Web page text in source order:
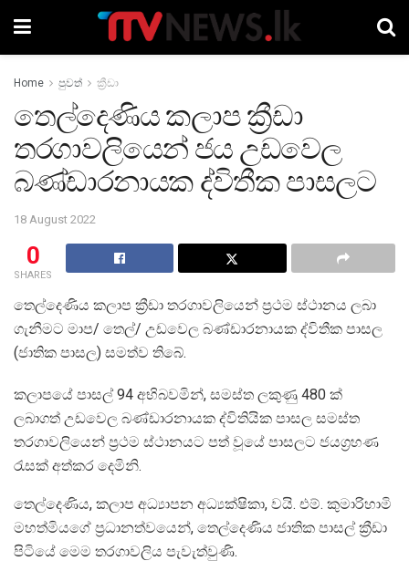
Home පුවත් ක්‍රීඩා
තෙල්දෙණිය කලාප ක්‍රීඩා
තරගාවලියෙන් ජය උඩවෙල
බණ්ඩාරනායක ද්විතීක පාසලට
18 August 2022
0
SHARES
තෙල්දෙණිය කලාප ක්‍රීඩා තරගාවලියෙන් ප්‍රථම ස්ථානය ලබා
ගැනීමට මාප/ තෙල්/ උඩවෙල බණ්ඩාරනායක ද්විතීක පාසල
(ජාතික පාසල) සමත්ව තිබේ.
කලාපයේ පාසල් 94 අභිබවමින්, සමස්ත ලකුණු 480 ක්
ලබාගත් උඩවෙල බණ්ඩාරනායක ද්විතියික පාසල සමස්ත
තරගාවලියෙන් ප්‍රථම ස්ථානයට පත් වූයේ පාසලට ජයග්‍රහණ
රැසක් අත්කර දෙමිනි.
තෙල්දෙණිය, කලාප අධ්‍යාපන අධ්‍යක්ෂිකා, වයි. එම්. කුමාරිහාමි
මහත්මියගේ ප්‍රධානත්වයෙන්, තෙල්දෙණිය ජාතික පාසල් ක්‍රීඩා
පිටියේ මෙම තරගාවලිය පැවැත්වුණි.